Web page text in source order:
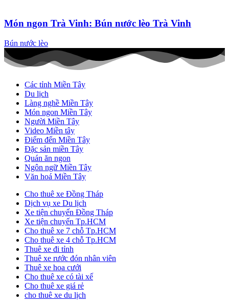
Món ngon Trà Vinh: Bún nước lèo Trà Vinh
Bún nước lèo
Các tỉnh Miền Tây
Du lịch
Làng nghề Miền Tây
Món ngon Miền Tây
Người Miền Tây
Video Miền tây
Điểm đến Miền Tây
Đặc sản miền Tây
Quán ăn ngon
Ngôn ngữ Miền Tây
Văn hoá Miền Tây
Cho thuê xe Đồng Tháp
Dịch vụ xe Du lịch
Xe tiện chuyến Đồng Tháp
Xe tiện chuyến Tp.HCM
Cho thuê xe 7 chỗ Tp.HCM
Cho thuê xe 4 chỗ Tp.HCM
Thuê xe đi tỉnh
Thuê xe rước đón nhân viên
Thuê xe hoa cưới
Cho thuê xe có tài xế
Cho thuê xe giá rẻ
cho thuê xe du lịch